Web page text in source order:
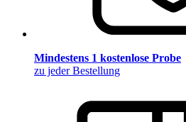
Mindestens 1 kostenlose Probe
zu jeder Bestellung